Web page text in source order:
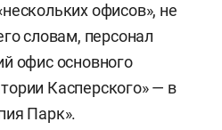
офисов», не
словам, персонал
офис основного
Касперского» — в
Парк».